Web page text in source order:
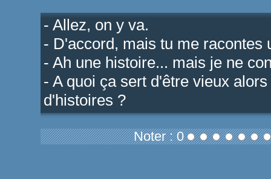
- Allez, on y va.
- D'accord, mais tu me racontes
- Ah une histoire... mais je ne
- A quoi ça sert d'être vieux
d'histoires ?
Noter : 0